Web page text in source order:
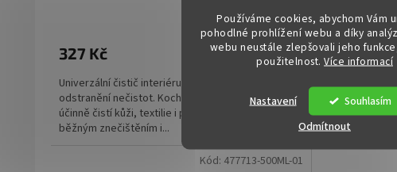
Používáme cookies, abychom Vám
pohodlné prohlížení webu a díky
webu neustále zlepšovali jeho
použitelnost. Více informací
Souhlasím
Nastavení
Odmítnout
327 Kč Do košíku
Univerzální čistič interiéru pro rychlé a důkladné
odstranění nečistot. Koch MZR Mehrzweckreiniger
účinně čistí kůži, textilie i plasty, poradí si s
běžným znečištěním i...
332 Kč
Rychlé čištění,
kroku. Koch
prstů i lehké
povrchy a...
Kód: 477713-500ML-01